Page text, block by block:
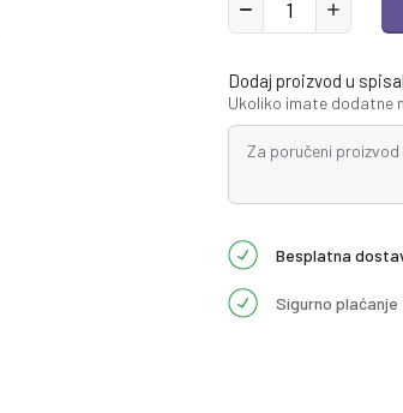
Dodaj proizvod u
Ukoliko imate dodatne
Besplatna
Sigurno plaćanje